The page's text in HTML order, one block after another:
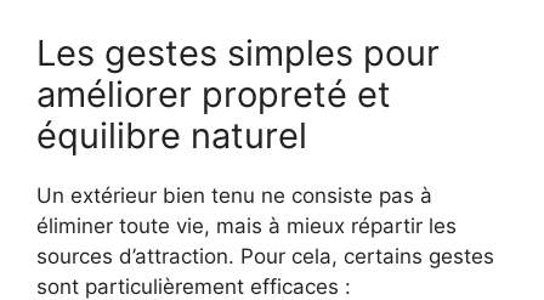
Les gestes simples pour
améliorer propreté et
équilibre naturel
Un extérieur bien tenu ne consiste pas à
éliminer toute vie, mais à mieux répartir les
sources d’attraction. Pour cela, certains gestes
sont particulièrement efficaces :